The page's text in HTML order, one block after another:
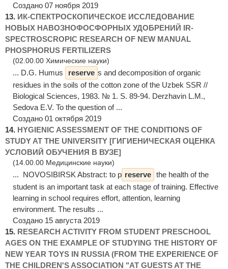
Создано 07 ноября 2019
13. ИК-СПЕКТРОСКОПИЧЕСКОЕ ИССЛЕДОВАНИЕ
НОВЫХ НАВОЗНОФОСФОРНЫХ УДОБРЕНИЙ IR-
SPECTROSCROPIC RESEARCH OF NEW MANUAL
PHOSPHORUS FERTILIZERS
(02.00.00 Химические науки)
... D.G. Humus reserve s and decomposition of organic
residues in the soils of the cotton zone of the Uzbek SSR //
Biological Sciences, 1983. № 1. S. 89-94. Derzhavin L.M.,
Sedova E.V. To the question of ...
Создано 01 октября 2019
14. HYGIENIC ASSESSMENT OF THE CONDITIONS OF
STUDY AT THE UNIVERSITY [ГИГИЕНИЧЕСКАЯ ОЦЕНКА
УСЛОВИЙ ОБУЧЕНИЯ В ВУЗЕ]
(14.00.00 Медицинские науки)
... NOVOSIBIRSK Abstract: to p reserve the health of the
student is an important task at each stage of training. Effective
learning in school requires effort, attention, learning
environment. The results ...
Создано 15 августа 2019
15. RESEARCH ACTIVITY FROM STUDENT PRESCHOOL
AGES ON THE EXAMPLE OF STUDYING THE HISTORY OF
NEW YEAR TOYS IN RUSSIA (FROM THE EXPERIENCE OF
THE CHILDREN'S ASSOCIATION "AT GUESTS AT THE